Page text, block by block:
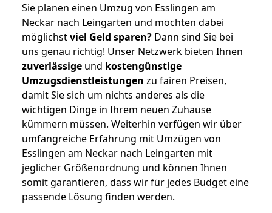
Sie planen einen Umzug von Esslingen am
Neckar nach Leingarten und möchten dabei
möglichstviel Geld sparen? Dann sind Sie bei
uns genau richtig! Unser Netzwerk bieten Ihnen
zuverlässige und kostengünstige
Umzugsdienstleistungen zu fairen Preisen,
damit Sie sich um nichts anderes als die
wichtigen Dinge in Ihrem neuen Zuhause
kümmern müssen. Weiterhin verfügen wir über
umfangreiche Erfahrung mit Umzügen von
Esslingen am Neckar nach Leingarten mit
jeglicher Größenordnung und können Ihnen
somit garantieren, dass wir für jedes Budget eine
passende Lösung finden werden.